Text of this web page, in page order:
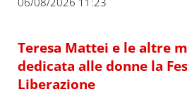
Teresa Mattei e le altre
dedicata alle donne la
Liberazione